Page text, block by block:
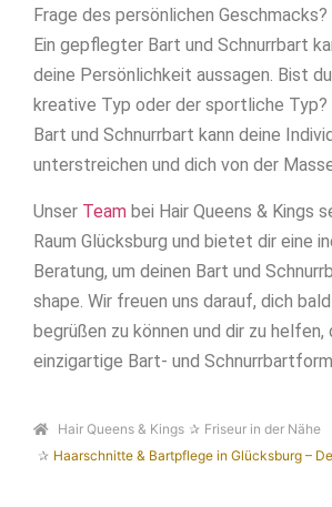
Frage des persönlichen Geschmacks?
Ein gepflegter Bart und Schnurrbart
deine Persönlichkeit aussagen. Bist
kreative Typ oder der sportliche
Bart und Schnurrbart kann deine
unterstreichen und dich von der
Unser Team bei Hair Queens & Kings
Raum Glücksburg und bietet dir eine
Beratung, um deinen Bart und
shape. Wir freuen uns darauf, dich
begrüßen zu können und dir zu helfen,
einzigartige Bart- und
Hair Queens & Kings
Friseur in der Nähe
Haarschnitte & Bartpflege in Glücksburg –